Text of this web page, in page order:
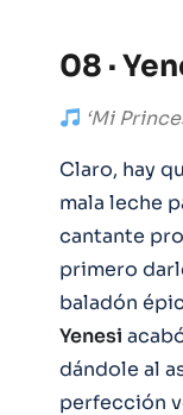
08 ·
‘Mi
Claro, hay
mala leche
cantante
primero
baladón
Yenesi
dándole al
perfección